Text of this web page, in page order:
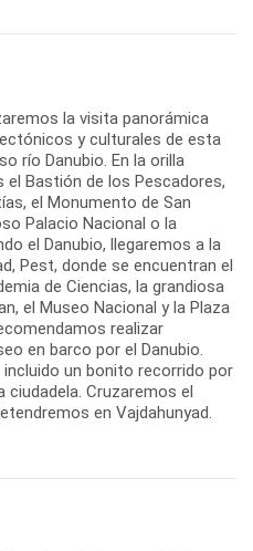
la visita panorámica
y culturales de esta
río Danubio. En la orilla
el Bastión de los Pescadores,
el Monumento de San
Palacio Nacional o la
el Danubio, llegaremos a la
Pest, donde se encuentran el
de Ciencias, la grandiosa
el Museo Nacional y la Plaza
realizar
en barco por el Danubio.
un bonito recorrido por
ciudadela. Cruzaremos el
en Vajdahunyad.